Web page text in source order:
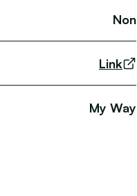
Non
Link
My Way